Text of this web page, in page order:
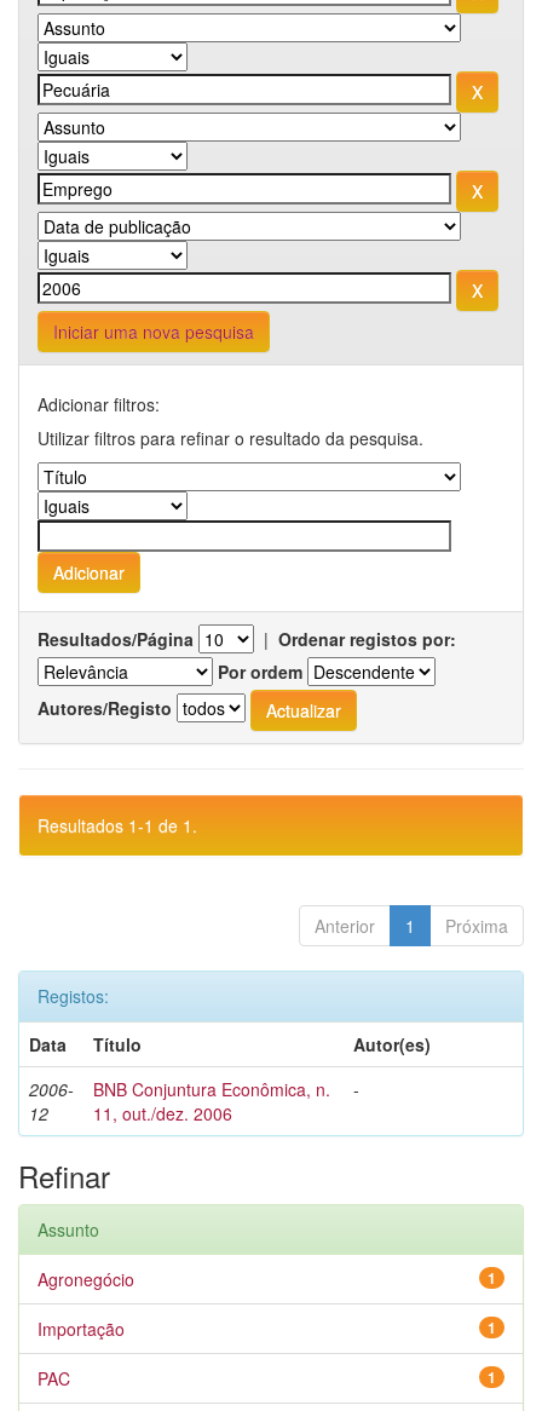
Iniciar uma nova pesquisa
Adicionar filtros:
Utilizar filtros para refinar o resultado da pesquisa.
Resultados/Página | Ordenar registos por:
Por ordem
Autores/Registo
Resultados 1-1 de 1.
Anterior 1 Próxima
Registos:
Data
Título
Autor(es)
2006-
12
BNB Conjuntura Econômica, n.
11, out./dez. 2006
-
Refinar
Assunto
1
Agronegócio
1
Importação
1
PAC